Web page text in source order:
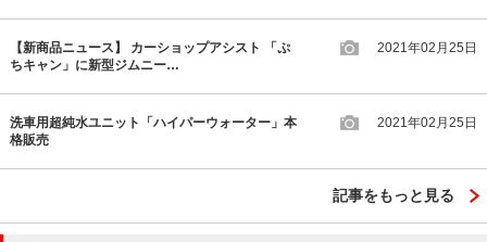
【新商品ニュース】 カーショップアシスト 「ぷ
ちキャン」に新型ジムニー…
2021年02月25日
洗車用超純水ユニット「ハイパーウォーター」本
格販売
2021年02月25日
記事をもっと見る